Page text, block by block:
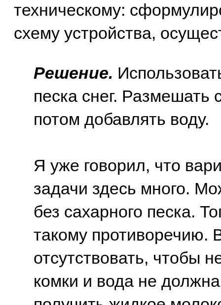
техническому:
схему устройства,
Решение.
песка снег. Размешать
потом добавлять воду.
Я уже говорил, что
задачи здесь много.
без сахарного песка.
такому противоречию.
отсутствовать, чтобы
комки и вода не